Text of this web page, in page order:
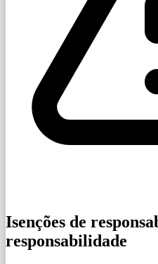
Isenções de
responsabilidade